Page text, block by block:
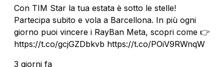
Con TIM Star la tua estata è sotto le stelle!
Partecipa subito e vola a Barcellona. In più ogni
giorno puoi vincere i RayBan Meta, scopri come 👉
https://t.co/gcjGZDbkvb https://t.co/POiV9RWnqW
3 giorni fa